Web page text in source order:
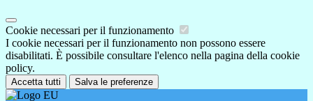
Cookie necessari per il funzionamento
I cookie necessari per il funzionamento non possono essere
disabilitati. È possibile consultare l'elenco nella pagina della cookie
policy.
Accetta tutti Salva le preferenze